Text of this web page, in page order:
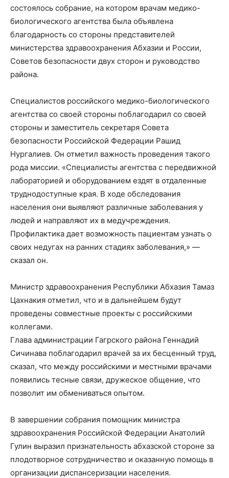
состоялось собрание, на котором врачам медико-
биологического агентства была объявлена
благодарность со стороны представителей
министерства здравоохранения Абхазии и России,
Советов безопасности двух сторон и руководство
района.
Специалистов российского медико-биологического
агентства со своей стороны поблагодарил со своей
стороны и заместитель секретаря Совета
безопасности Российской Федерации Рашид
Нургалиев. Он отметил важность проведения такого
рода миссии. «Специалисты агентства с передвижной
лабораторией и оборудованием ездят в отдаленные
труднодоступные края. В ходе обследования
населения они выявляют различные заболевания у
людей и направляют их в медучреждения.
Профилактика дает возможность пациентам узнать о
своих недугах на ранних стадиях заболевания,» —
сказал он.
Министр здравоохранения Республики Абхазия Тамаз
Цахнакия отметил, что и в дальнейшем будут
проведены совместные проекты с российскими
коллегами.
Глава администрации Гагрского района Геннадий
Сичинава поблагодарил врачей за их бесценный труд,
сказал, что между российскими и местными врачами
появились тесные связи, дружеское общение, что
позволит им обмениваться опытом.
В завершении собрания помощник министра
здравоохранения Российской Федерации Анатолий
Гулин выразил признательность абхазской стороне за
плодотворное сотрудничество и оказанную помощь в
организации диспансеризации населения.